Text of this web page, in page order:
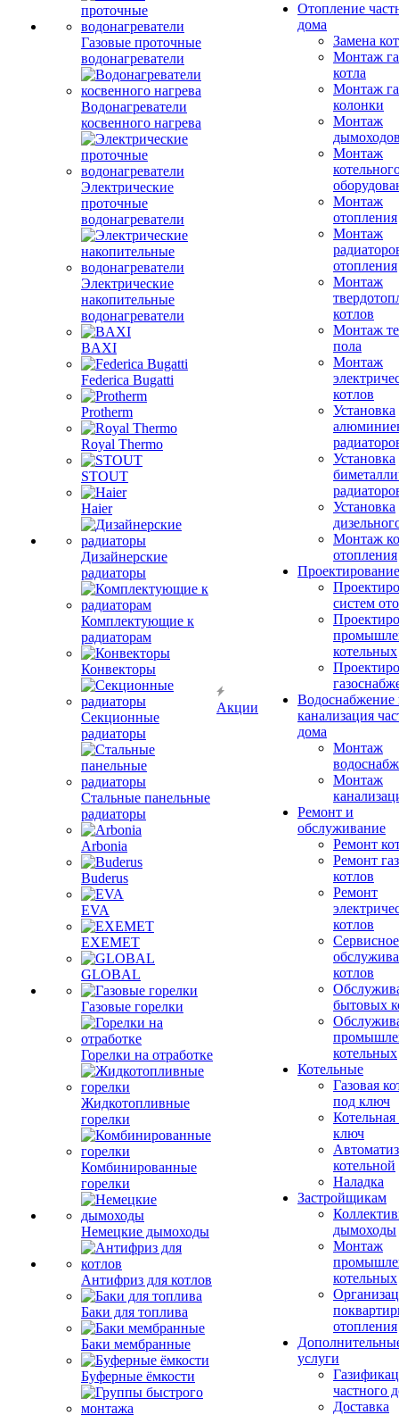
Газовые проточные
водонагреватели
Водонагреватели
косвенного нагрева
Электрические
проточные
водонагреватели
Электрические
накопительные
водонагреватели
BAXI
Federica Bugatti
Protherm
Royal Thermo
STOUT
Haier
Дизайнерские
радиаторы
Комплектующие к
радиаторам
Конвекторы
Секционные
радиаторы
Стальные панельные
радиаторы
Arbonia
Buderus
EVA
EXEMET
GLOBAL
Газовые горелки
Горелки на отработке
Жидкотопливные
горелки
Комбинированные
горелки
Немецкие дымоходы
Антифриз для котлов
Баки для топлива
Баки мембранные
Буферные ёмкости
Акции
Отопление
дома
Замена
Монтаж
котла
Монтаж
колонки
Монтаж
Монтаж
Монтаж
отопления
Монтаж
отопления
Монтаж
котлов
Монтаж
пола
Монтаж
котлов
Установка
Установка
Установка
Монтаж
отопления
Проектирование
систем
котельных
Водоснабжение
канализация
дома
Монтаж
Монтаж
Ремонт и
обслуживание
Ремонт
Ремонт
котлов
Ремонт
котлов
Сервисное
котлов
бытовых
котельных
Котельные
Газовая
под ключ
ключ
котельной
Наладка
Застройщикам
дымоходы
Монтаж
котельных
отопления
услуги
частного
Доставка